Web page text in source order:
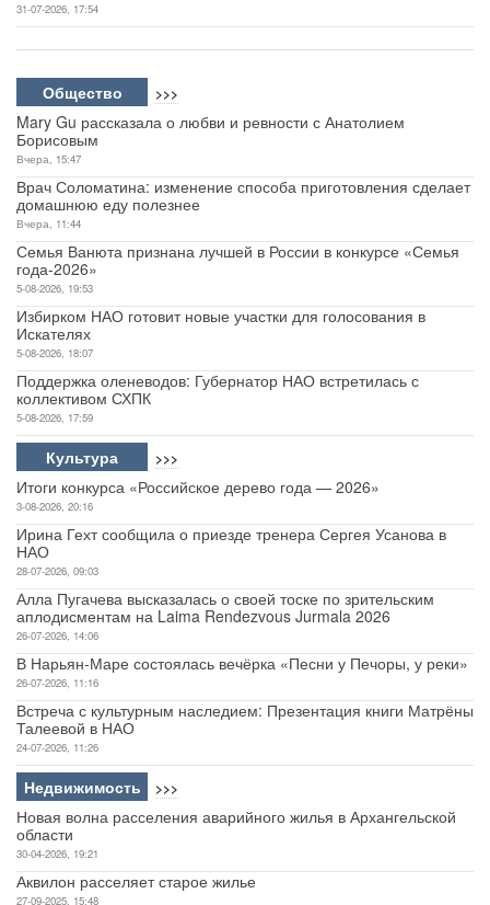
31-07-2026, 17:54
Общество >>>
Mary Gu рассказала о любви и ревности с Анатолием
Борисовым
Вчера, 15:47
Врач Соломатина: изменение способа приготовления сделает
домашнюю еду полезнее
Вчера, 11:44
Семья Ванюта признана лучшей в России в конкурсе «Семья
года-2026»
5-08-2026, 19:53
Избирком НАО готовит новые участки для голосования в
Искателях
5-08-2026, 18:07
Поддержка оленеводов: Губернатор НАО встретилась с
коллективом СХПК
5-08-2026, 17:59
Культура >>>
Итоги конкурса «Российское дерево года — 2026»
3-08-2026, 20:16
Ирина Гехт сообщила о приезде тренера Сергея Усанова в
НАО
28-07-2026, 09:03
Алла Пугачева высказалась о своей тоске по зрительским
аплодисментам на Laima Rendezvous Jurmala 2026
26-07-2026, 14:06
В Нарьян-Маре состоялась вечёрка «Песни у Печоры, у реки»
26-07-2026, 11:16
Встреча с культурным наследием: Презентация книги Матрёны
Талеевой в НАО
24-07-2026, 11:26
Недвижимость >>>
Новая волна расселения аварийного жилья в Архангельской
области
30-04-2026, 19:21
Аквилон расселяет старое жилье
27-09-2025, 15:48